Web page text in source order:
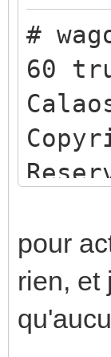
nb
nb
nb
nb
nb
nb
#
60
pour
rien, et